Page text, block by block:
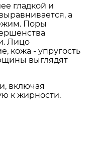
гладкой и
а
Поры
Лицо
кожа - упругость
выглядят
включая
к жирности.